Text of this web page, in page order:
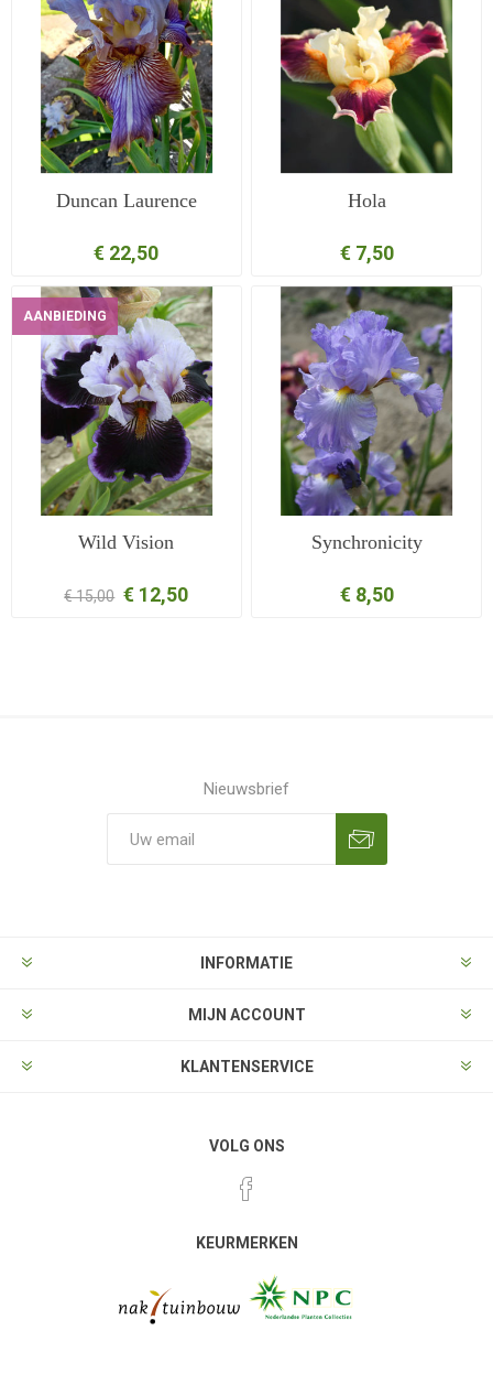
Duncan Laurence
€ 22,50
Hola
€ 7,50
AANBIEDING
Wild Vision
€ 15,00 € 12,50
Synchronicity
€ 8,50
Nieuwsbrief
INFORMATIE
MIJN ACCOUNT
KLANTENSERVICE
VOLG ONS
KEURMERKEN